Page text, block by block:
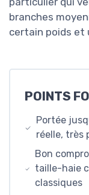
branches
certain poids et
POINTS
Portée
réelle, très
Bon
taille-haie
classiques